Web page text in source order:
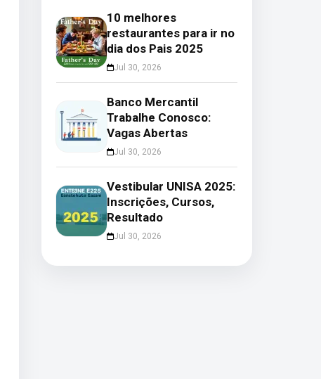
10 melhores
restaurantes para ir no
dia dos Pais 2025
Jul 30, 2026
Banco Mercantil
Trabalhe Conosco:
Vagas Abertas
Jul 30, 2026
Vestibular UNISA 2025:
Inscrições, Cursos,
Resultado
Jul 30, 2026